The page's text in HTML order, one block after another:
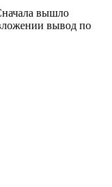
вышло
вывод по